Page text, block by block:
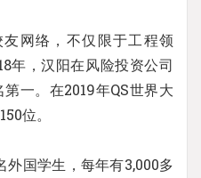
网络，不仅限于工程领
年，汉阳在风险投资公司
一。在2019年QS世界大
位。
国学生，每年有3,000多